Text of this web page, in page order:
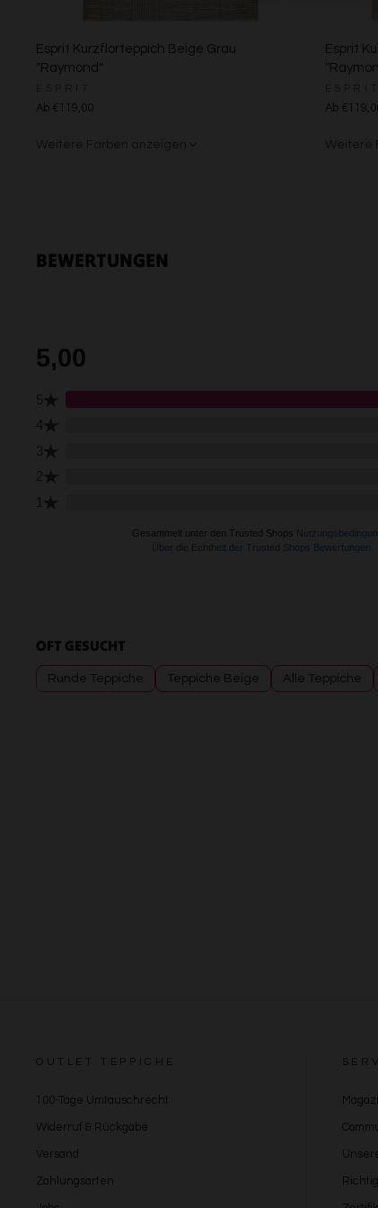
Esprit Kurzflorteppich Beige Grau
"Raymond"
Ab €119,00
Esprit
Ab
BEWERTUNGEN
OFT GESUCHT
Runde Teppiche Teppiche Beige Alle Teppiche
OUTLET TEPPICHE
100-Tage Umtauschrecht
Widerruf & Rückgabe
Versand
Zahlungsarten